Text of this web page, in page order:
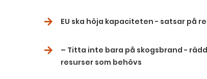
EU ska höja kapaciteten - satsar på
– Titta inte bara på skogsbrand -
resurser som behövs